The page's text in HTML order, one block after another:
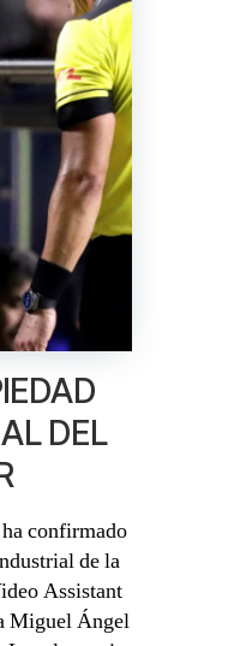
DEL
confirmado
de la
Assistant
Miguel Ángel